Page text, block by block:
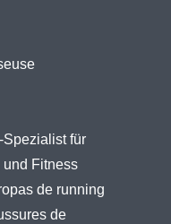
für
und Fitness
de running
de